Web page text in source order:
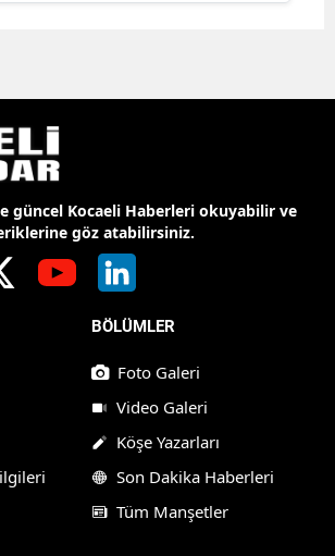
güncel Kocaeli Haberleri okuyabilir ve
göz atabilirsiniz.
BÖLÜMLER
Foto Galeri
Video Galeri
Köşe Yazarları
Son Dakika Haberleri
Tüm Manşetler